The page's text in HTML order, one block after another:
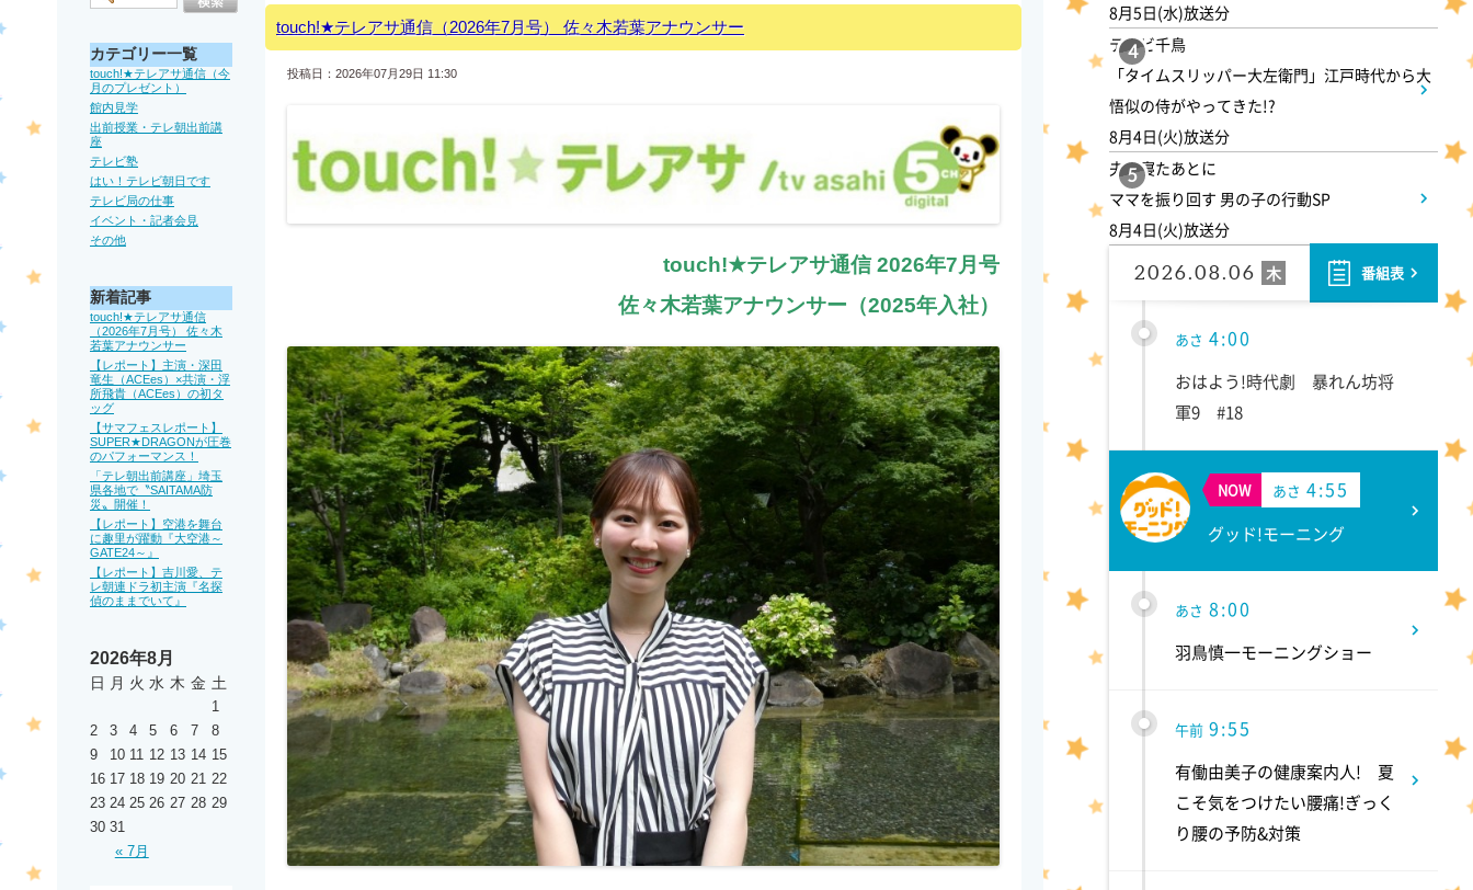
カテゴリー一覧
touch!★テレアサ通信（今
月のプレゼント）
館内見学
出前授業・テレ朝出前講
座
テレビ塾
はい！テレビ朝日です
テレビ局の仕事
イベント・記者会見
その他
新着記事
touch!★テレアサ通信
（2026年7月号） 佐々木
若葉アナウンサー
【レポート】主演・深田
竜生（ACEes）×共演・浮
所飛貴（ACEes）の初タ
ッグ
【サマフェスレポート】
SUPER★DRAGONが圧巻
のパフォーマンス！
「テレ朝出前講座」埼玉
県各地で〝SAITAMA防
災〟開催！
【レポート】空港を舞台
に趣里が躍動『大空港～
GATE24～』
【レポート】吉川愛、テ
レ朝連ドラ初主演『名探
偵のままでいて』
2026年8月
日 月 火 水 木 金 土
1
2
3 4 5 6 7
8
9
10 11 12 13 14 15
16 17 18 19 20 21 22
23 24 25 26 27 28 29
30 31
« 7月
touch!★テレアサ通信（2026年7月号） 佐々木若葉アナウンサー
投稿日：2026年07月29日 11:30
touch!★テレアサ通信 2026年7月号
佐々木若葉アナウンサー（2025年入社）
8月5日(水)放送分
4
テレビ千鳥
「タイムスリッパー大左衛門」江戸時代から大
悟似の侍がやってきた!?
8月4日(火)放送分
5
夫が寝たあとに
ママを振り回す 男の子の行動SP
8月4日(火)放送分
2026.08.06 木 番組表
あさ 4:00
おはよう!時代劇 暴れん坊将
軍9 #18
NOW あさ 4:55
グッド!モーニング
あさ 8:00
羽鳥慎一モーニングショー
午前 9:55
有働由美子の健康案内人! 夏
こそ気をつけたい腰痛!ぎっく
り腰の予防&対策